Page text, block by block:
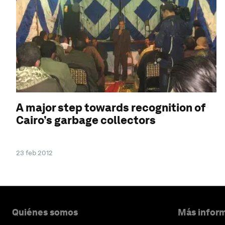
A major step towards recognition of
Cairo’s garbage collectors
23 feb 2012
Quiénes somos Más